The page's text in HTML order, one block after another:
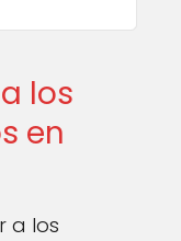
los
en
a los